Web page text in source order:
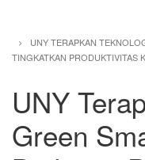
UNY TERAPKAN
TINGKATKAN PRODUKTIVITAS
UNY
Green